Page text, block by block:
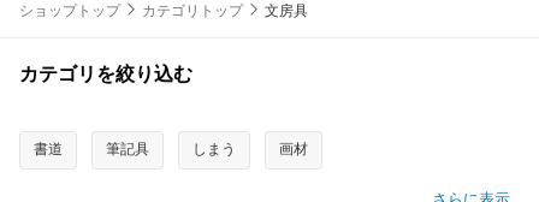
ショップトップ カテゴリトップ 文房具
カテゴリを絞り込む
書道 筆記具 しまう 画材